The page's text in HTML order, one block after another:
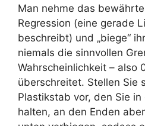
Man nehme das
Regression (eine gerade
beschreibt) und „biege“
niemals die sinnvollen
Wahrscheinlichkeit – also
überschreitet. Stellen Sie
Plastikstab vor, den Sie
halten, an den Enden